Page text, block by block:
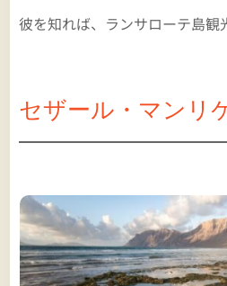
彼を知れば、 ランサローテ島
セザール・マンリ